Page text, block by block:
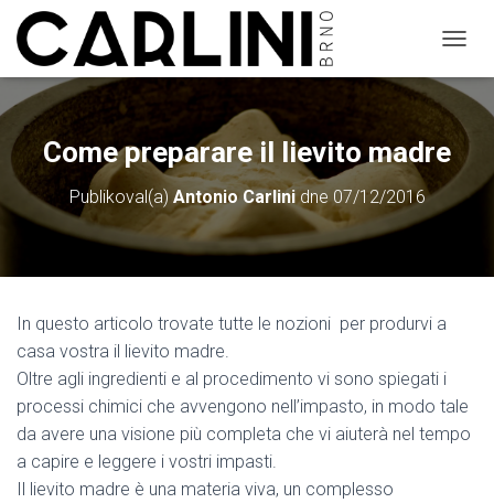
Ř
P
U
T
Come preparare il lievito madre
Publikoval(a) Antonio Carlinidne07/12/2016
In questo articolo trovate tutte le nozioni per produrvi a
casa vostra il lievito madre.
Oltre agli ingredienti e al procedimento vi sono spiegati i
processi chimici che avvengono nell’impasto, in modo tale
da avere una visione più completa che vi aiuterà nel tempo
a capire e leggere i vostri impasti.
Il lievito madre è una materia viva, un complesso